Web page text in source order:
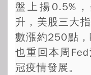
盤上揚0.5%
升，美股三大
數漲約250點
也重回本周
冠疫情發展。